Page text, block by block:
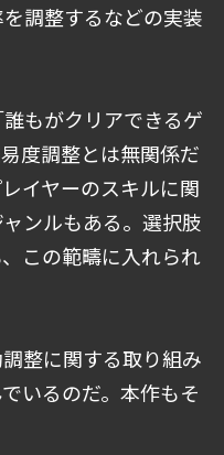
調整するなどの実装
もがクリアできるゲ
度調整とは無関係だ
イヤーのスキルに関
ンルもある。選択肢
この範疇に入れられ
整に関する取り組み
いるのだ。本作もそ